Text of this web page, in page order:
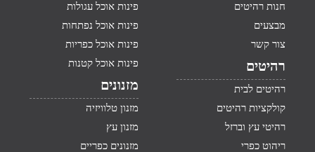
חנות רהיטים
מבצעים
צור קשר
רהיטים
רהיטים לבית
קולקציות רהיטים
רהיטי עץ וברזל
ריהוט כפרי
פינות אוכל עגולות
פינות אוכל נפתחות
פינות אוכל כפריות
פינות אוכל קטנות
מזנונים
מזנון טלוויזיה
מזנון עץ
מזנונים כפריים